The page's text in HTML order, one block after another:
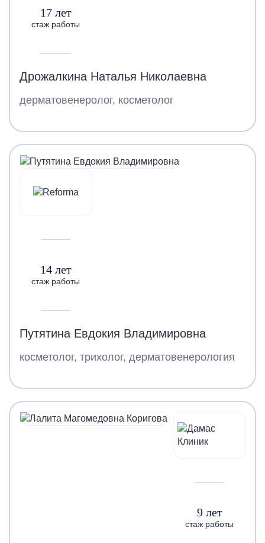
17 лет
стаж работы
Дрожалкина Наталья Николаевна
дерматовенеролог, косметолог
14 лет
стаж работы
Путятина Евдокия Владимировна
косметолог, трихолог, дерматовенерология
9 лет
стаж работы